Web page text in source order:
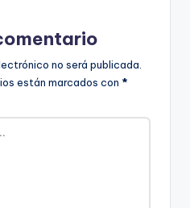
no será publicada.
están marcados con *